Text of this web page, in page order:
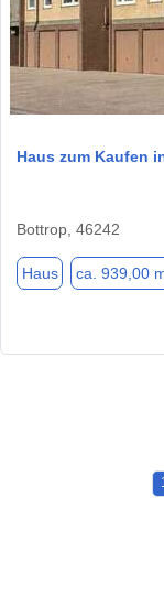
Haus zum Kaufen
Bottrop, 46242
Haus ca. 939,00